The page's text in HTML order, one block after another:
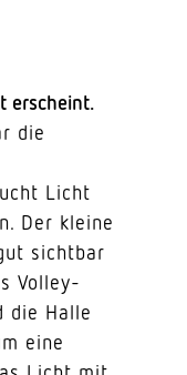
erscheint.
die
Licht
Der kleine
sichtbar
Volley-
die Halle
eine